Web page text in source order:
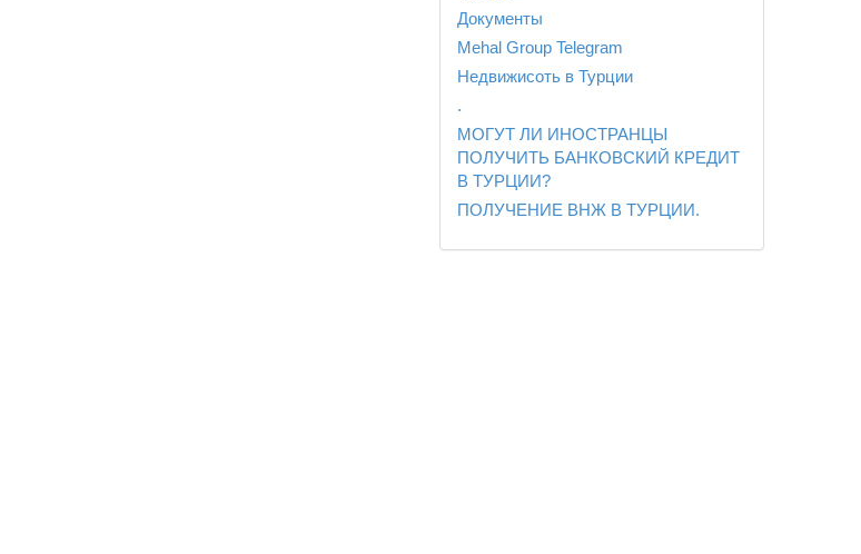
Документы
Mehal Group Telegram
Недвижисоть в Турции
.
МОГУТ ЛИ ИНОСТРАНЦЫ
ПОЛУЧИТЬ БАНКОВСКИЙ КРЕДИТ
В ТУРЦИИ?
ПОЛУЧЕНИЕ ВНЖ В ТУРЦИИ.